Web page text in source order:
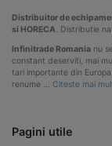
Distribuitor de
si HORECA. Distributie
Infinitrade Romania nu
constant deserviti, mai
tari importante din
renume … Citeste mai
Pagini utile